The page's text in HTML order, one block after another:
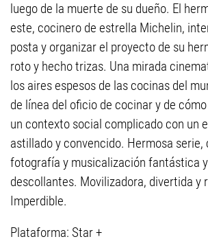
luego de la muerte de su dueño. El
este, cocinero de estrella Michelin,
posta y organizar el proyecto de su
roto y hecho trizas. Una mirada
los aires espesos de las cocinas del
de línea del oficio de cocinar y de
un contexto social complicado con un
astillado y convencido. Hermosa serie,
fotografía y musicalización fantástica
descollantes. Movilizadora, divertida y
Imperdible.
Plataforma: Star +